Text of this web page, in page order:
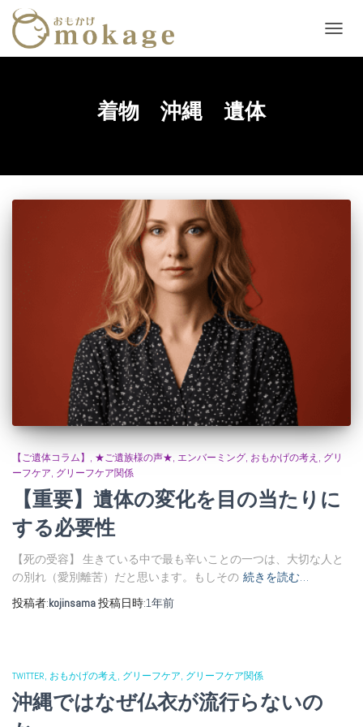
ビ
り
着物 沖縄 遺体
【ご遺体コラム】 ★ご遺族様の声★ エンバーミング おもかげの考え
グリ
ーフケア グリーフケア関係
【重要】遺体の変化を目の当たりに
する必要性
【死の受容】 生きている中で最も辛いことの一つは、大切な人と
の別れ（愛別離苦）だと思います。もしその 続きを読む…
投稿者:kojinsama投稿日時:1年前
TWITTER おもかげの考え グリーフケア グリーフケア関係
沖縄ではなぜ仏衣が流行らないの